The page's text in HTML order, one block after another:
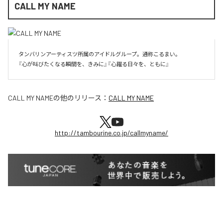
CALL MY NAME
タンバリンアーティスツ所属のアイドルグループ。通称こるまい。
『心が叫びたくなる瞬間を、きみに』『心躍る日々を、ともに』
CALL MY NAMEの他のリリース： CALL MY NAME
http://tambourine.co.jp/callmyname/